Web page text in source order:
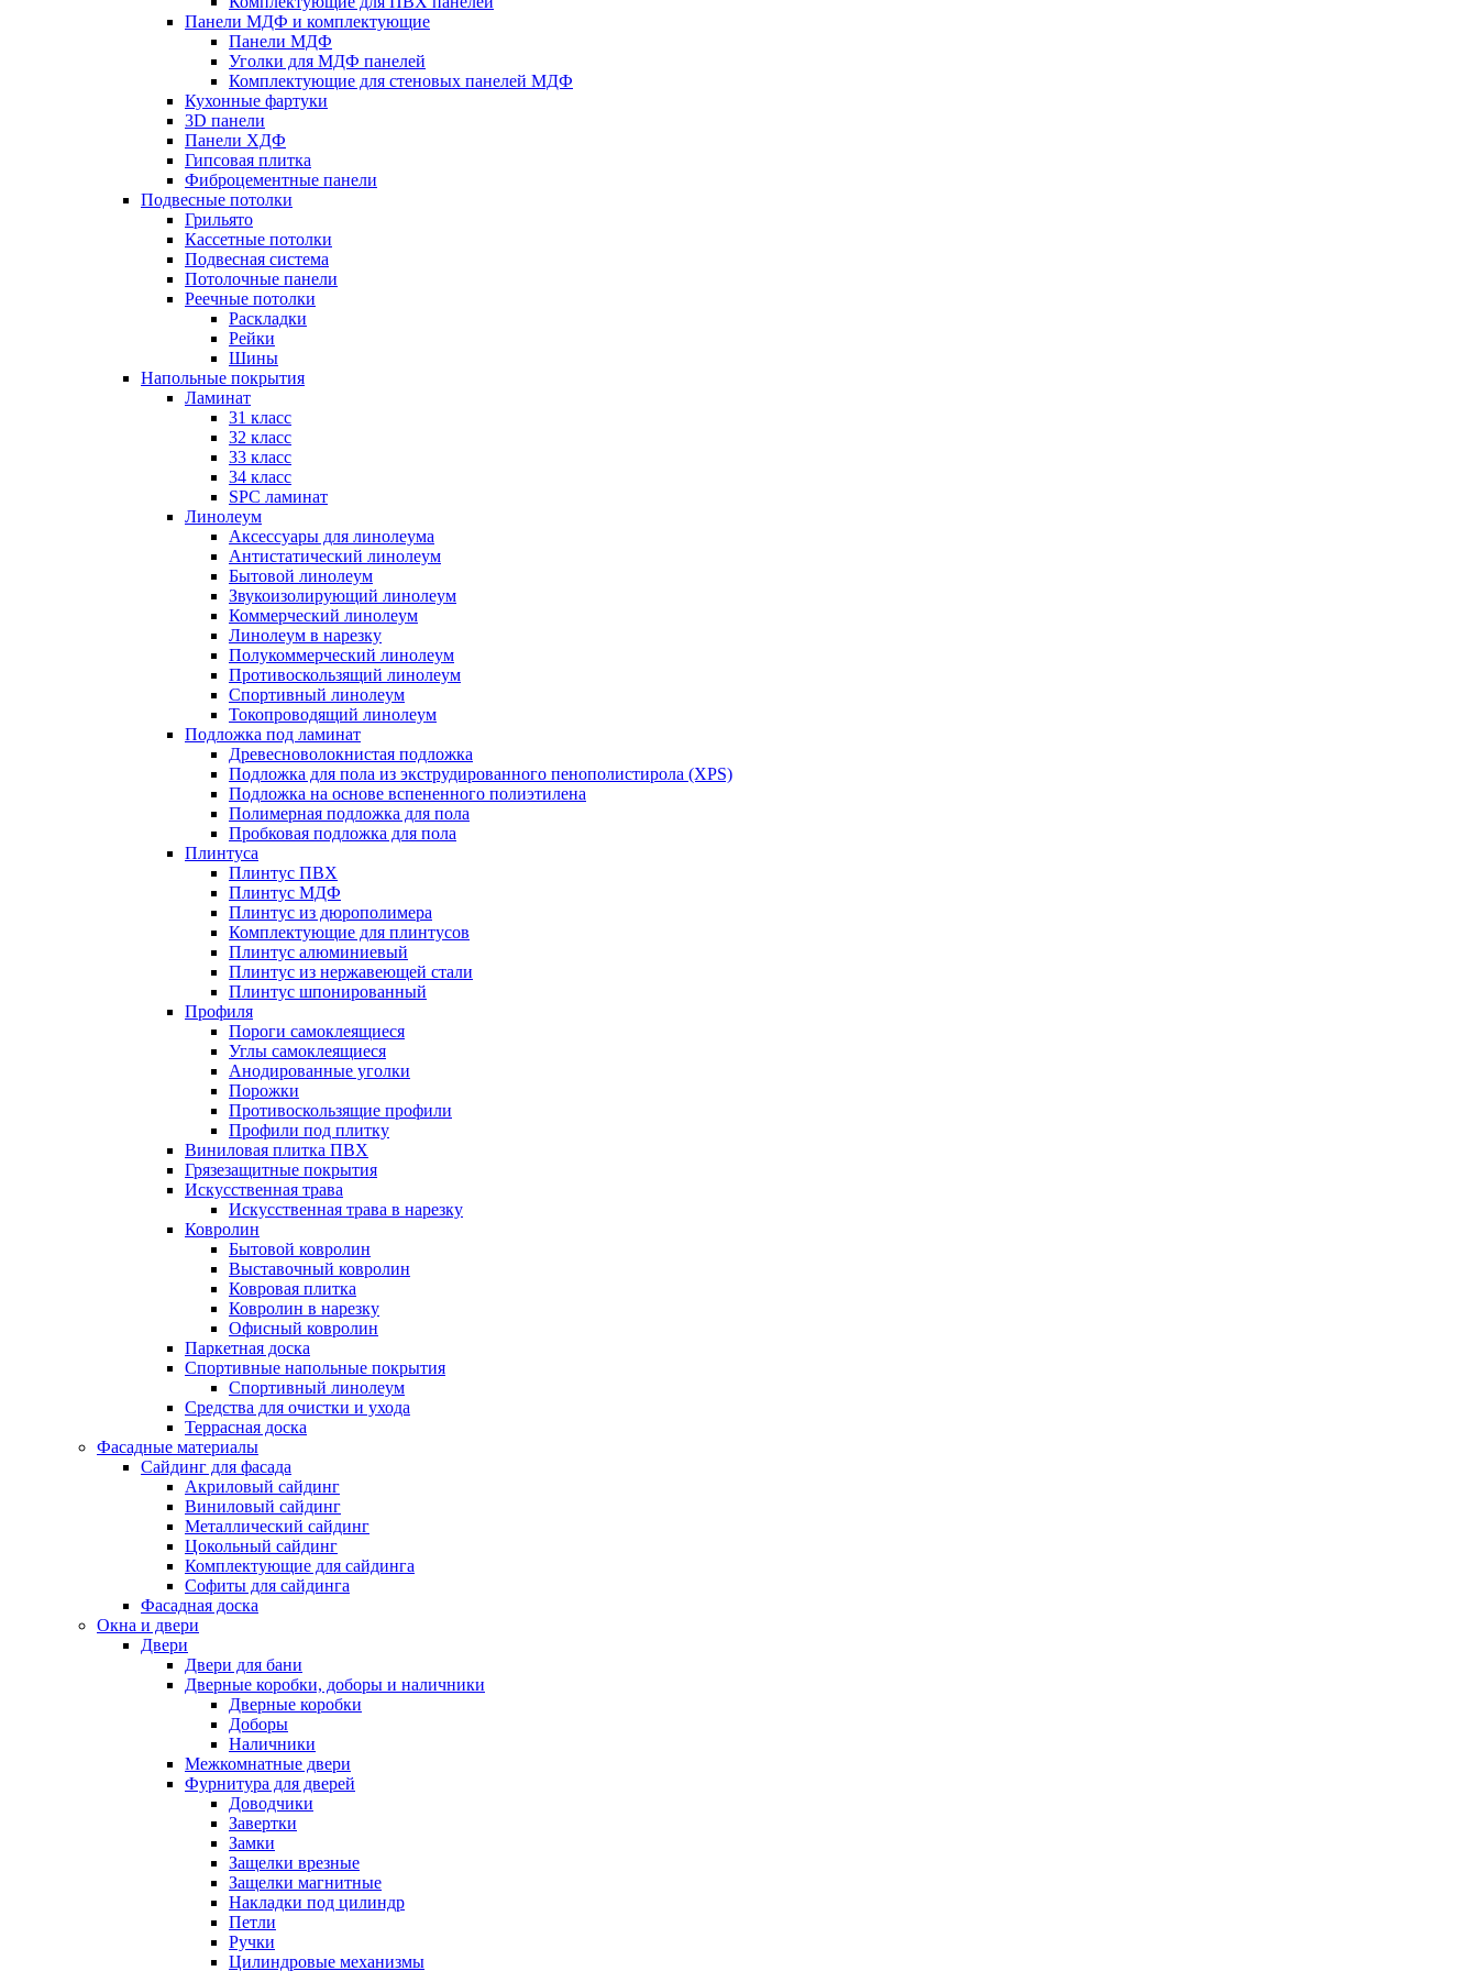
Панели МДФ и комплектующие
Панели МДФ
Уголки для МДФ панелей
Комплектующие для стеновых панелей МДФ
Кухонные фартуки
3D панели
Панели ХДФ
Гипсовая плитка
Фиброцементные панели
Подвесные потолки
Грильято
Кассетные потолки
Подвесная система
Потолочные панели
Реечные потолки
Раскладки
Рейки
Шины
Напольные покрытия
Ламинат
31 класс
32 класс
33 класс
34 класс
SPC ламинат
Линолеум
Аксессуары для линолеума
Антистатический линолеум
Бытовой линолеум
Звукоизолирующий линолеум
Коммерческий линолеум
Линолеум в нарезку
Полукоммерческий линолеум
Противоскользящий линолеум
Спортивный линолеум
Токопроводящий линолеум
Подложка под ламинат
Древесноволокнистая подложка
Подложка для пола из экструдированного пенополистирола (XPS)
Подложка на основе вспененного полиэтилена
Полимерная подложка для пола
Пробковая подложка для пола
Плинтуса
Плинтус ПВХ
Плинтус МДФ
Плинтус из дюрополимера
Комплектующие для плинтусов
Плинтус алюминиевый
Плинтус из нержавеющей стали
Плинтус шпонированный
Профиля
Пороги самоклеящиеся
Углы самоклеящиеся
Анодированные уголки
Порожки
Противоскользящие профили
Профили под плитку
Виниловая плитка ПВХ
Грязезащитные покрытия
Искусственная трава
Искусственная трава в нарезку
Ковролин
Бытовой ковролин
Выставочный ковролин
Ковровая плитка
Ковролин в нарезку
Офисный ковролин
Паркетная доска
Спортивные напольные покрытия
Спортивный линолеум
Средства для очистки и ухода
Террасная доска
Фасадные материалы
Сайдинг для фасада
Акриловый сайдинг
Виниловый сайдинг
Металлический сайдинг
Цокольный сайдинг
Комплектующие для сайдинга
Софиты для сайдинга
Фасадная доска
Окна и двери
Двери
Двери для бани
Дверные коробки, доборы и наличники
Дверные коробки
Доборы
Наличники
Межкомнатные двери
Фурнитура для дверей
Доводчики
Завертки
Замки
Защелки врезные
Защелки магнитные
Накладки под цилиндр
Петли
Ручки
Цилиндровые механизмы